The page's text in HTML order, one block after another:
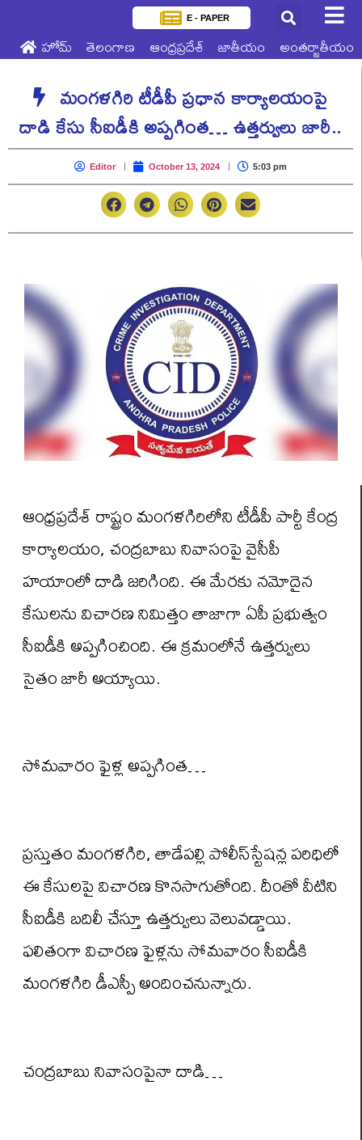
E - PAPER
హోమ్ తెలంగాణ ఆంధ్రప్రదేశ్ జాతీయం అంతర్జాతీయం
మంగళగిరి టీడీపీ ప్రధాన కార్యాలయంపై
దాడి కేసు సీఐడీకి అప్పగింత… ఉత్తర్వులు జారీ..
Editor October 13, 2024 5:03 pm
ఆంధ్రప్రదేశ్ రాష్ట్రం మంగళగిరిలోని టీడీపీ పార్టీ కేంద్ర
కార్యాలయం, చంద్రబాబు నివాసంపై వైసీపీ
హయాంలో దాడి జరిగింది. ఈ మేరకు నమోదైన
కేసులను విచారణ నిమిత్తం తాజాగా ఏపీ ప్రభుత్వం
సీఐడీకి అప్పగించింది. ఈ క్రమంలోనే ఉత్తర్వులు
సైతం జారీ అయ్యాయి.
సోమవారం ఫైళ్ల అప్పగింత…
ప్రస్తుతం మంగళగిరి, తాడేపల్లి పోలీస్‌స్టేషన్ల పరిధిలో
ఈ కేసులపై విచారణ కొనసాగుతోంది. దీంతో వీటిని
సీఐడీకి బదిలీ చేస్తూ ఉత్తర్వులు వెలువడ్డాయి.
ఫలితంగా విచారణ ఫైళ్లను సోమవారం సీఐడీకి
మంగళగిరి డీఎస్పీ అందించనున్నారు.
చంద్రబాబు నివాసంపైనా దాడి…